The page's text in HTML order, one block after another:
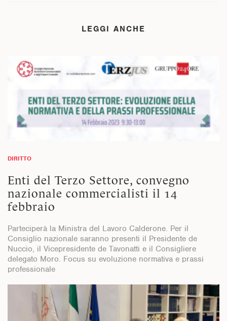
LEGGI ANCHE
DIRITTO
Enti del Terzo Settore, convegno
nazionale commercialisti il 14
febbraio
Parteciperà la Ministra del Lavoro Calderone. Per il
Consiglio nazionale saranno presenti il Presidente de
Nuccio, il Vicepresidente de Tavonatti e il Consigliere
delegato Moro. Focus su evoluzione normativa e prassi
professionale